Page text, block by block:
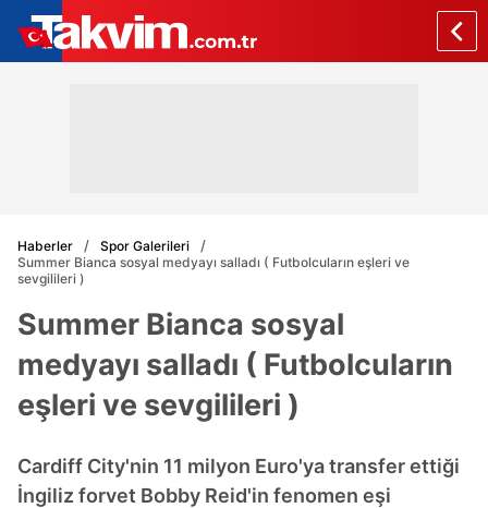
Haberler
Spor Galerileri
Summer Bianca sosyal medyayı salladı ( Futbolcuların eşleri ve
sevgilileri )
Summer Bianca sosyal
medyayı salladı ( Futbolcuların
eşleri ve sevgilileri )
Cardiff City'nin 11 milyon Euro'ya transfer ettiği
İngiliz forvet Bobby Reid'in fenomen eşi